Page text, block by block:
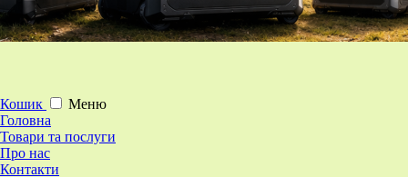
Кошик
Меню
Головна
Товари та послуги
Про нас
Контакти